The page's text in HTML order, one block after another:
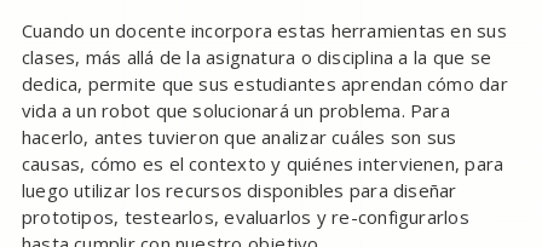
Cuando un docente incorpora estas herramientas en sus
clases, más allá de la asignatura o disciplina a la que se
dedica, permite que sus estudiantes aprendan cómo dar
vida a un robot que solucionará un problema. Para
hacerlo, antes tuvieron que analizar cuáles son sus
causas, cómo es el contexto y quiénes intervienen, para
luego utilizar los recursos disponibles para diseñar
prototipos, testearlos, evaluarlos y re-configurarlos